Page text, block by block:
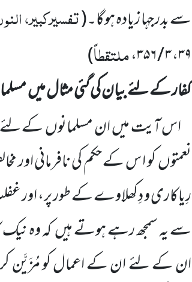
سے بدرجہا زیادہ ہوگا۔(تفسیرکبیر،
۳۹،۳ / ۳۵۶ ،ملتقطاً)
کفار کے لئے بیان کی گئی مثال میں
اس آیت میںان مسلمانوںکے
نعمتوںکو ا س کے حکم کی نافرمانی اور
رِیاکاری و دِکھلاوے کے طور پر،
سے یہ سمجھ رہے ہوتے ہیںکہ وہ
ان کے لئے ان کے اعمال کو مُزَیَّن کر